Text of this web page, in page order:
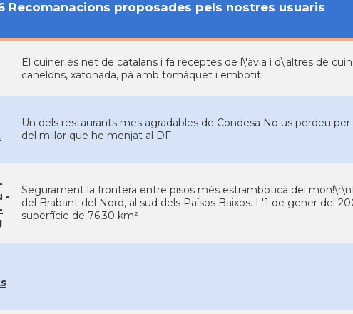
Recomanacions proposades pels nostres usuaris
El cuiner és net de catalans i fa receptes de l\'àvia i d\'altres de
canelons, xatonada, pà amb tomàquet i embotit.
Un dels restaurants mes agradables de Condesa No us perdeu
del millor que he menjat al DF
-
Segurament la frontera entre pisos més estrambotica del
del Brabant del Nord, al sud dels Països Baixos. L'1 de gener del
superfície de 76,30 km²